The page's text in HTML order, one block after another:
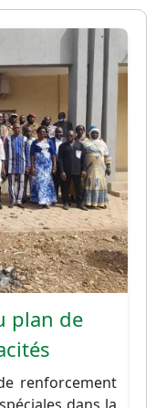
plan de
renforcement